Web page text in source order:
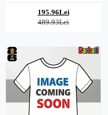
195.96Lei
489.93Lei